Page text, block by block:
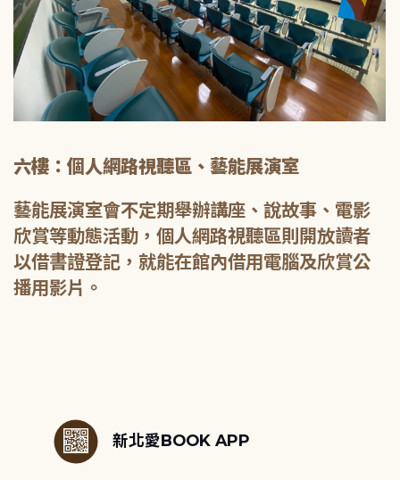
六樓：個人網路視聽區、藝能展演室
藝能展演室會不定期舉辦講座、說故事、電影
欣賞等動態活動，個人網路視聽區則開放讀者
以借書證登記，就能在館內借用電腦及欣賞公
播用影片。
新北愛BOOK APP